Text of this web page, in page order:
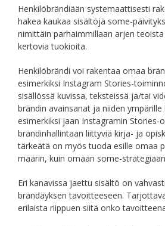
Henkilöbrändiään systemaattisesti
hakea kaukaa sisältöjä some-
nimittäin parhaimmillaan arjen
kertovia tuokioita.
Henkilöbrändi voi rakentaa omaa
esimerkiksi Instagram Stories-
sisällössä kuvissa, teksteissä ja/tai
brändin avainsanat ja niiden
esimerkiksi jaan Instagramin Stories-
brändinhallintaan liittyviä kirja- ja
tärkeätä on myös tuoda esille omaa
määrin, kuin omaan some-
Eri kanavissa jaettu sisältö on
brändäyksen tavoitteeseen.
erilaista riippuen siitä onko